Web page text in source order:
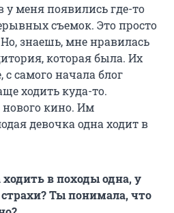
у меня появились где-то
съемок. Это просто
знаешь, мне нравилась
которая была. Их
самого начала блог
ходить куда-то.
нового кино. Им
девочка одна ходит в
в походы одна, у
Ты понимала, что